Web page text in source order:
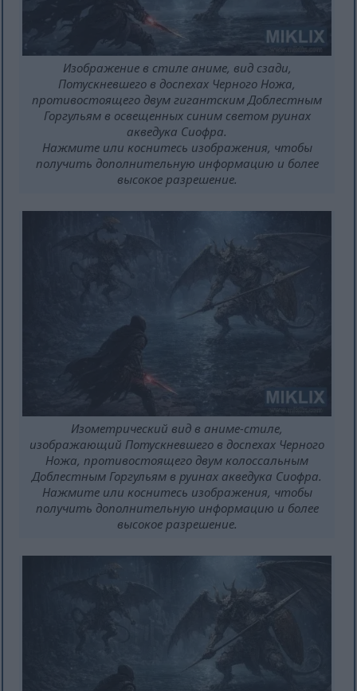
Изображение в стиле аниме, вид сзади,
Потускневшего в доспехах Черного Ножа,
противостоящего двум гигантским Доблестным
Горгульям в освещенных синим светом руинах
акведука Сиофра.
Нажмите или коснитесь изображения, чтобы
получить дополнительную информацию и более
высокое разрешение.
Изометрический вид в аниме-стиле,
изображающий Потускневшего в доспехах Черного
Ножа, противостоящего двум колоссальным
Доблестным Горгульям в руинах акведука Сиофра.
Нажмите или коснитесь изображения, чтобы
получить дополнительную информацию и более
высокое разрешение.